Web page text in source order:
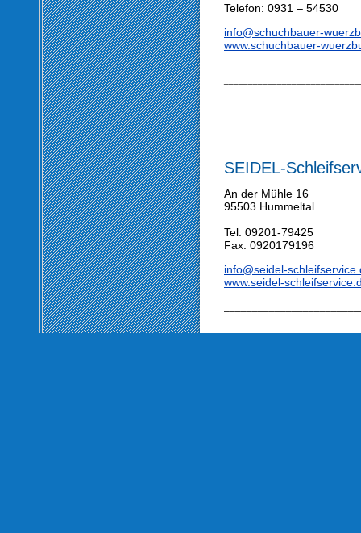
Telefon: 0931 – 54530
info@schuchbauer-
www.schuchbauer-
SEIDEL-
An der Mühle 16
95503 Hummeltal
Tel. 09201-79425
Fax: 0920179196
info@seidel-
www.seidel-